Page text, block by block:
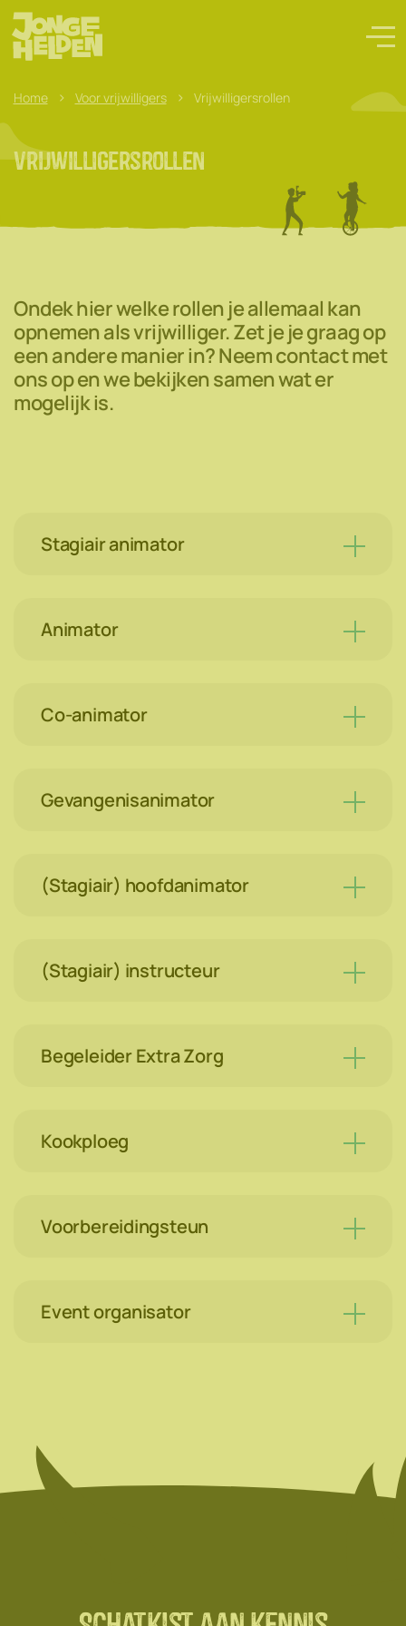
Home > Voor vrijwilligers > Vrijwilligersrollen
Vrijwilligersrollen
Ondek hier welke rollen je allemaal kan
opnemen als vrijwilliger. Zet je je graag op
een andere manier in? Neem contact met
ons op en we bekijken samen wat er
mogelijk is.
Stagiair animator
Animator
Co-animator
Gevangenisanimator
(Stagiair) hoofdanimator
(Stagiair) instructeur
Begeleider Extra Zorg
Kookploeg
Voorbereidingsteun
Event organisator